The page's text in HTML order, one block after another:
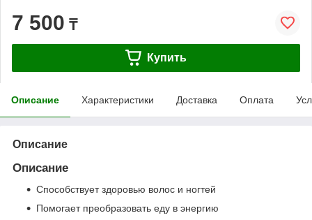
7 500 ₸
Купить
Описание Характеристики Доставка Оплата
Описание
Описание
Способствует здоровью волос и ногтей
Помогает преобразовать еду в энергию